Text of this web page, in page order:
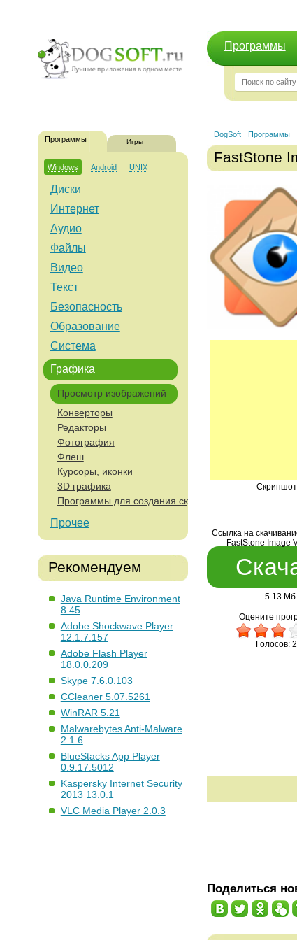
Программы
Программы Игры
Windows Android UNIX
Диски
Интернет
Аудио
Файлы
Видео
Текст
Безопасность
Образование
Система
Графика
Просмотр изображений
Конверторы
Редакторы
Фотография
Флеш
Курсоры, иконки
3D графика
Программы для создания скриншотов
Прочее
Рекомендуем
Java Runtime Environment
8.45
Adobe Shockwave Player
12.1.7.157
Adobe Flash Player
18.0.0.209
Skype 7.6.0.103
CCleaner 5.07.5261
WinRAR 5.21
Malwarebytes Anti-Malware
2.1.6
BlueStacks App Player
0.9.17.5012
Kaspersky Internet Security
2013 13.0.1
VLC Media Player 2.0.3
DogSoft Программы
FastStone
Ссылка на
FastStone Image
5.13 Мб
Оцените
Голосов:
Поделиться